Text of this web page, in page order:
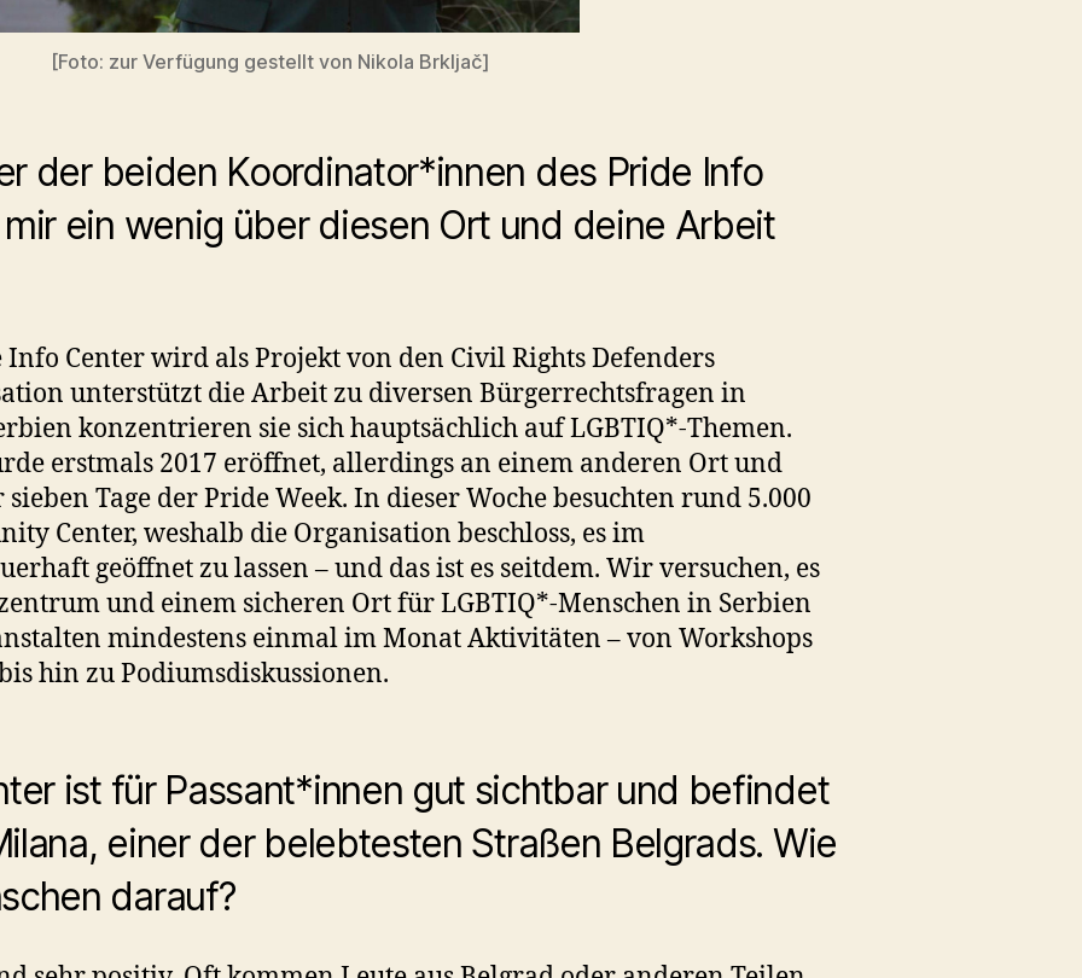
[Foto: zur Verfügung gestellt von Nikola Brkljač]
der beiden Koordinator*innen des Pride Info
ein wenig über diesen Ort und deine Arbeit
Center wird als Projekt von den Civil Rights Defenders
unterstützt die Arbeit zu diversen Bürgerrechtsfragen in
konzentrieren sie sich hauptsächlich auf LGBTIQ*-Themen.
erstmals 2017 eröffnet, allerdings an einem anderen Ort und
Tage der Pride Week. In dieser Woche besuchten rund 5.000
Center, weshalb die Organisation beschloss, es im
geöffnet zu lassen – und das ist es seitdem. Wir versuchen, es
und einem sicheren Ort für LGBTIQ*-Menschen in Serbien
mindestens einmal im Monat Aktivitäten – von Workshops
hin zu Podiumsdiskussionen.
ist für Passant*innen gut sichtbar und befindet
einer der belebtesten Straßen Belgrads. Wie
darauf?